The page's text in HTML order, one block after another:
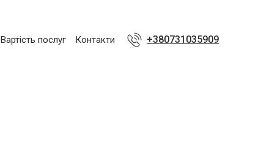
Вартість послуг Контакти +380731035909